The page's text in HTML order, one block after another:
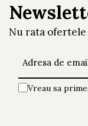
Nu rata
Vreau sa